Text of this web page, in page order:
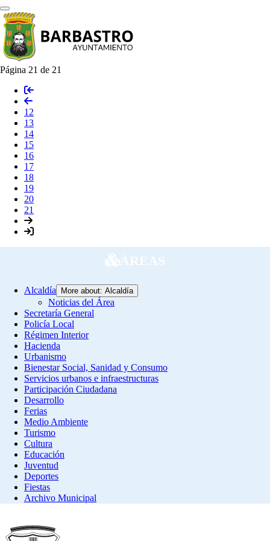
Página 21 de 21
12
13
14
15
16
17
18
19
20
21
ÁREAS
Alcaldía More about: Alcaldía
Noticias del Área
Secretaría General
Policía Local
Régimen Interior
Hacienda
Urbanismo
Bienestar Social, Sanidad y Consumo
Servicios urbanos e infraestructuras
Participación Ciudadana
Desarrollo
Ferias
Medio Ambiente
Turismo
Cultura
Educación
Juventud
Deportes
Fiestas
Archivo Municipal